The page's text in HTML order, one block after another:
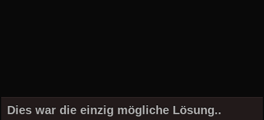
Dies war die einzig mögliche Lösung..